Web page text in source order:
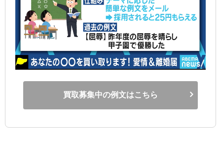
買取募集中の例文はこちら